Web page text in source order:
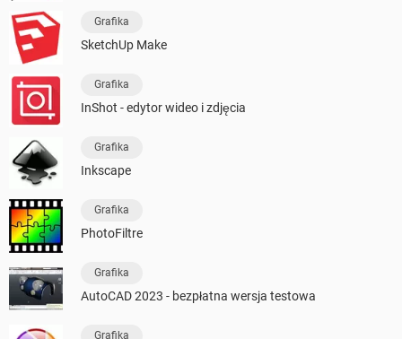
Grafika
SketchUp Make
Grafika
InShot - edytor wideo i zdjęcia
Grafika
Inkscape
Grafika
PhotoFiltre
Grafika
AutoCAD 2023 - bezpłatna wersja testowa
Grafika